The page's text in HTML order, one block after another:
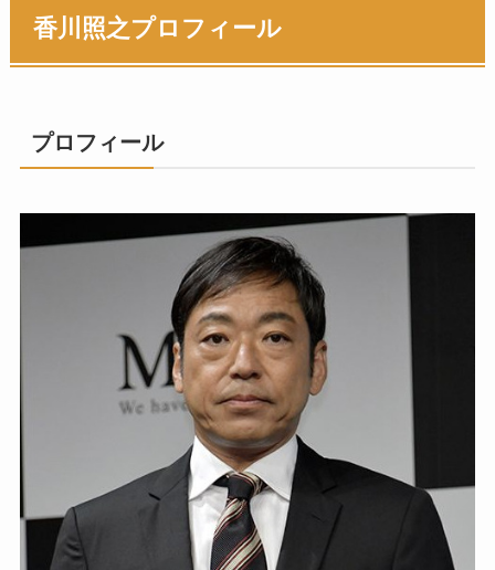
香川照之プロフィール
プロフィール